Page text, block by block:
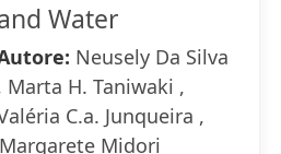
Water
Neusely Da Silva
Marta H. Taniwaki ,
C.a. Junqueira ,
Midori